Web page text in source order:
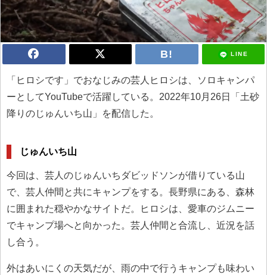
LINE
「ヒロシです」でおなじみの芸人ヒロシは、ソロキャンパ
ーとしてYouTubeで活躍している。2022年10月26日「土砂
降りのじゅんいち山」を配信した。
じゅんいち山
今回は、芸人のじゅんいちダビッドソンが借りている山
で、芸人仲間と共にキャンプをする。長野県にある、森林
に囲まれた穏やかなサイトだ。ヒロシは、愛車のジムニー
でキャンプ場へと向かった。芸人仲間と合流し、近況を話
し合う。
外はあいにくの天気だが、雨の中で行うキャンプも味わい